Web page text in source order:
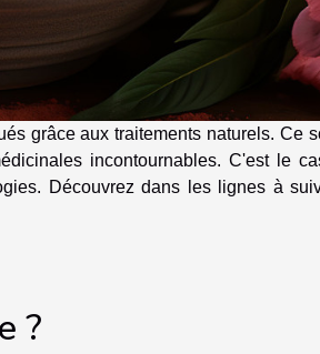
grâce aux traitements naturels. Ce
incontournables. C'est le
Découvrez dans les lignes à
?